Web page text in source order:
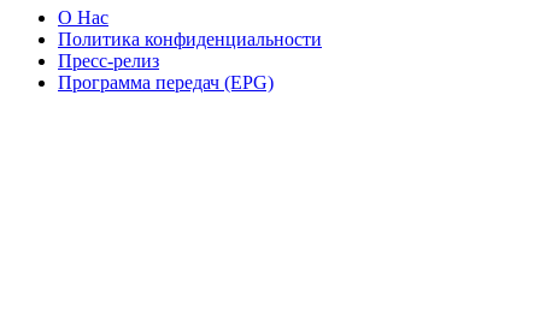
О Нас
Политика конфиденциальности
Пресс-релиз
Программа передач (EPG)